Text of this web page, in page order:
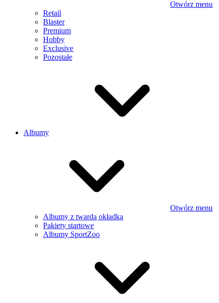
Otwórz menu
Retail
Blaster
Premium
Hobby
Exclusive
Pozostałe
Albumy
Otwórz menu
Albumy z twardą okładką
Pakiety startowe
Albumy SportZoo